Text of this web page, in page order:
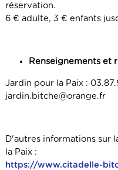
réservation.
6 € adulte, 3 € enfants
Renseignements et
Jardin pour la Paix :
jardin.bitche@orange.fr
D'autres informations sur
la Paix :
https://www.citadelle-